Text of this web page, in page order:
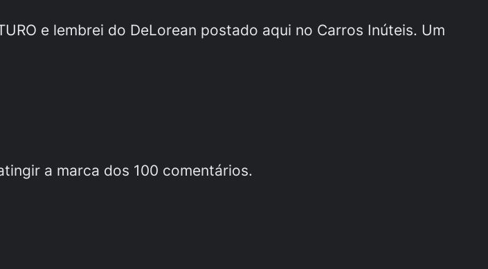
e lembrei do DeLorean postado aqui no Carros Inúteis. Um
a marca dos 100 comentários.